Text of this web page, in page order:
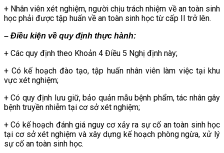
+ Nhân viên xét nghiệm, người chịu trách nhiệm về an toàn sinh
học phải được tập huấn về an toàn sinh học từ cấp II trở lên.
– Điều kiện về quy định thực hành:
+ Các quy định theo Khoản 4 Điều 5 Nghị định này;
+ Có kế hoạch đào tạo, tập huấn nhân viên làm việc tại khu
vực xét nghiệm;
+ Có quy định lưu giữ, bảo quản mẫu bệnh phẩm, tác nhân gây
bệnh truyền nhiễm tại cơ sở xét nghiệm;
+ Có kế hoạch đánh giá nguy cơ xảy ra sự cố an toàn sinh học
tại cơ sở xét nghiệm và xây dựng kế hoạch phòng ngừa, xử lý
sự cố an toàn sinh học.